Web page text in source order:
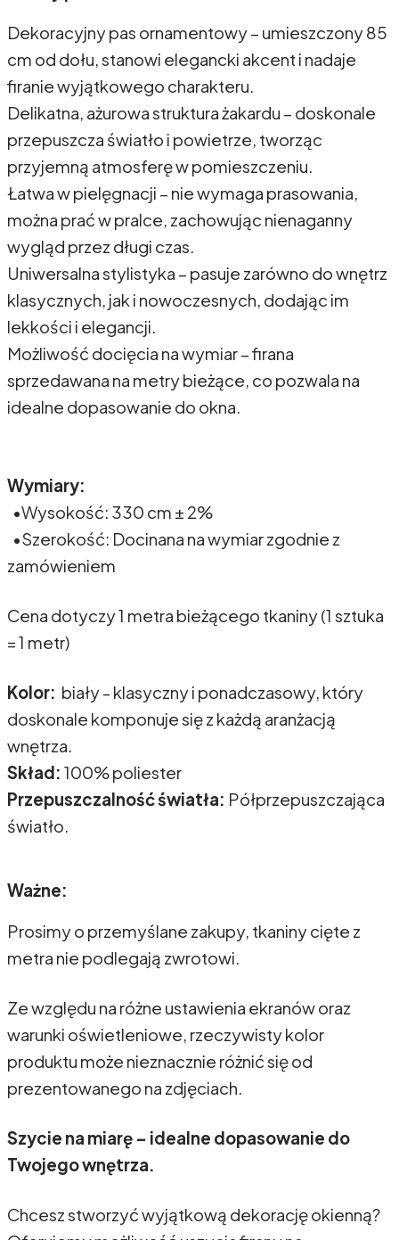
Dekoracyjny pas ornamentowy – umieszczony 85
cm od dołu, stanowi elegancki akcent i nadaje
firanie wyjątkowego charakteru.
Delikatna, ażurowa struktura żakardu – doskonale
przepuszcza światło i powietrze, tworząc
przyjemną atmosferę w pomieszczeniu.
Łatwa w pielęgnacji – nie wymaga prasowania,
można prać w pralce, zachowując nienaganny
wygląd przez długi czas.
Uniwersalna stylistyka – pasuje zarówno do wnętrz
klasycznych, jak i nowoczesnych, dodając im
lekkości i elegancji.
Możliwość docięcia na wymiar – firana
sprzedawana na metry bieżące, co pozwala na
idealne dopasowanie do okna.
Wymiary:
•Wysokość: 330 cm ± 2%
•Szerokość: Docinana na wymiar zgodnie z
zamówieniem
Cena dotyczy 1 metra bieżącego tkaniny (1 sztuka
= 1 metr)
Kolor: biały - klasyczny i ponadczasowy, który
doskonale komponuje się z każdą aranżacją
wnętrza.
Skład: 100% poliester
Przepuszczalność światła: Półprzepuszczająca
światło.
Ważne:
Prosimy o przemyślane zakupy, tkaniny cięte z
metra nie podlegają zwrotowi.
Ze względu na różne ustawienia ekranów oraz
warunki oświetleniowe, rzeczywisty kolor
produktu może nieznacznie różnić się od
prezentowanego na zdjęciach.
Szycie na miarę – idealne dopasowanie do
Twojego wnętrza.
Chcesz stworzyć wyjątkową dekorację okienną?